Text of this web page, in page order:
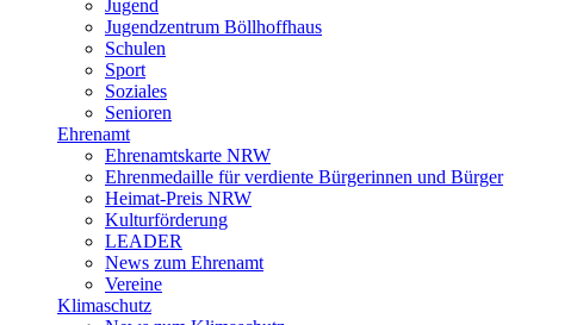
Jugend
Jugendzentrum Böllhoffhaus
Schulen
Sport
Soziales
Senioren
Ehrenamt
Ehrenamtskarte NRW
Ehrenmedaille für verdiente Bürgerinnen und Bürger
Heimat-Preis NRW
Kulturförderung
LEADER
News zum Ehrenamt
Vereine
Klimaschutz